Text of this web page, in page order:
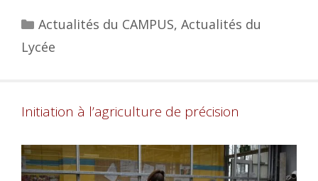
Actualités du CAMPUS, Actualités du
Lycée
Initiation à l’agriculture de précision